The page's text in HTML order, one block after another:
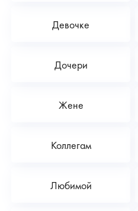
Девочке
Дочери
Жене
Коллегам
Любимой